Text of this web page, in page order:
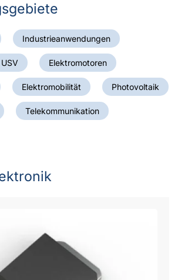
Industrieanwendungen
USV Elektromotoren
Elektromobilität Photovoltaik
Telekommunikation